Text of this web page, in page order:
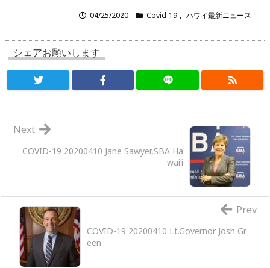
04/25/2020 Covid-19 , ハワイ最新ニュース
シェアお願いします
COVID-19 20200410 Jane Sawyer,SBA Ha
wai‘i
Next
COVID-19 20200410 Lt.Governor Josh Gr
een
Prev